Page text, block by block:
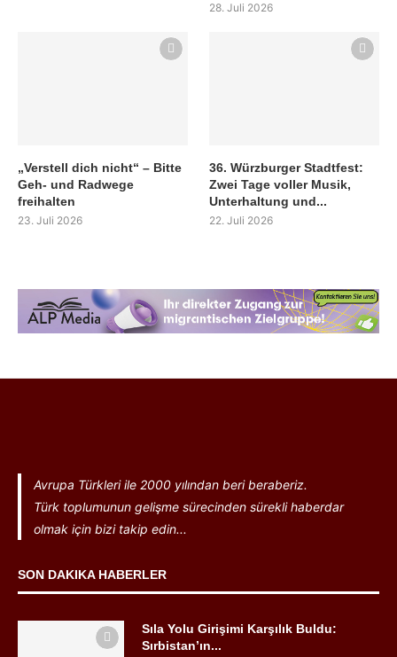
28. Juli 2026
„Verstell dich nicht“ – Bitte
Geh- und Radwege
freihalten
23. Juli 2026
36. Würzburger Stadtfest:
Zwei Tage voller Musik,
Unterhaltung und...
22. Juli 2026
Avrupa Türkleri ile 2000 yılından beri beraberiz.
Türk toplumunun gelişme sürecinden sürekli haberdar
olmak için bizi takip edin...
SON DAKIKA HABERLER
Sıla Yolu Girişimi Karşılık Buldu:
Sırbistan’ın...